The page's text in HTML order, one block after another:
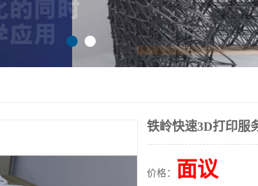
铁岭快速3D打印服
价格： 面议